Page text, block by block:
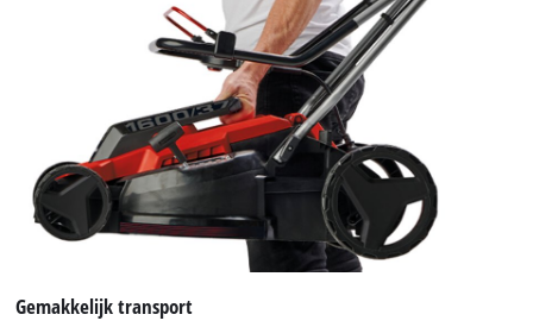
Gemakkelijk transport